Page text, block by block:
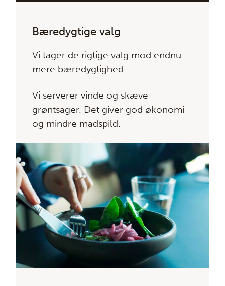
Bæredygtige valg
Vi tager de rigtige valg mod endnu
mere bæredygtighed
Vi serverer vinde og skæve
grøntsager. Det giver god økonomi
og mindre madspild.